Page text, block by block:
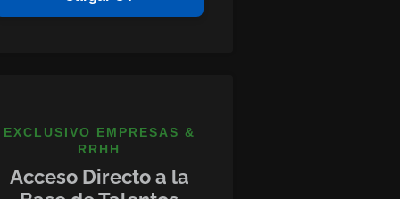
EXCLUSIVO EMPRESAS &
RRHH
Acceso Directo a la